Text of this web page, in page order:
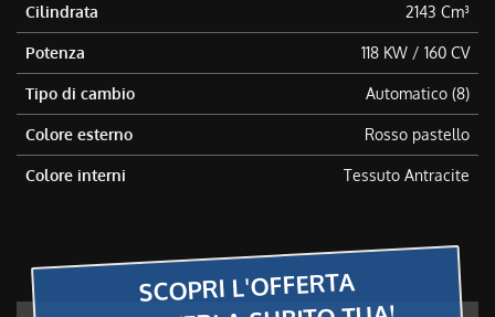
Cilindrata 2143 Cm³
Potenza 118 KW / 160 CV
Tipo di cambio Automatico (8)
Colore esterno Rosso pastello
Colore interni Tessuto Antracite
SCOPRI L'OFFERTA